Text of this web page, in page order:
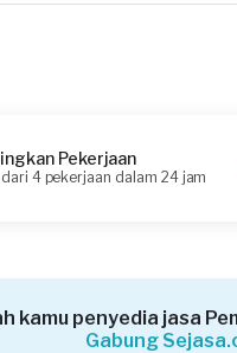
Pekerjaan
4 pekerjaan dalam 24 jam
kamu penyedia jasa
Gabung